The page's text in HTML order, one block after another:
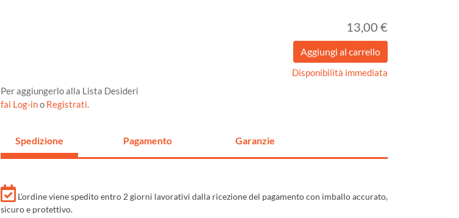
13,00 €
Disponibilità immediata
Per aggiungerlo alla Lista Desideri
fai Log-ino Registrati.
Spedizione Pagamento Garanzie
L'ordine viene spedito entro 2 giorni lavorativi dalla ricezione del pagamento con imballo accurato,
sicuro e protettivo.